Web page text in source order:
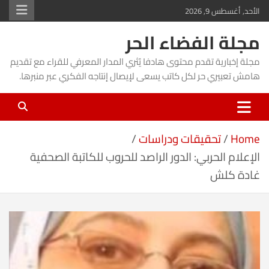
Skip
to
content
الأحد, أغسطس 9, 2026
مجلة الفضاء الحر
مجلة إخبارية تقدم محتوى هادفا يُثري المدار المعرفي للقراء مع تقديم
هامش تعبيري حر لكل كاتب يسعى لإيصال إنتاجه الفكري عبر منبرها.
Home تحقيقات ودراسات
الإعلام الحربي: الدور الراصد للحروب للكاتبة الصحفية
غادة كلش